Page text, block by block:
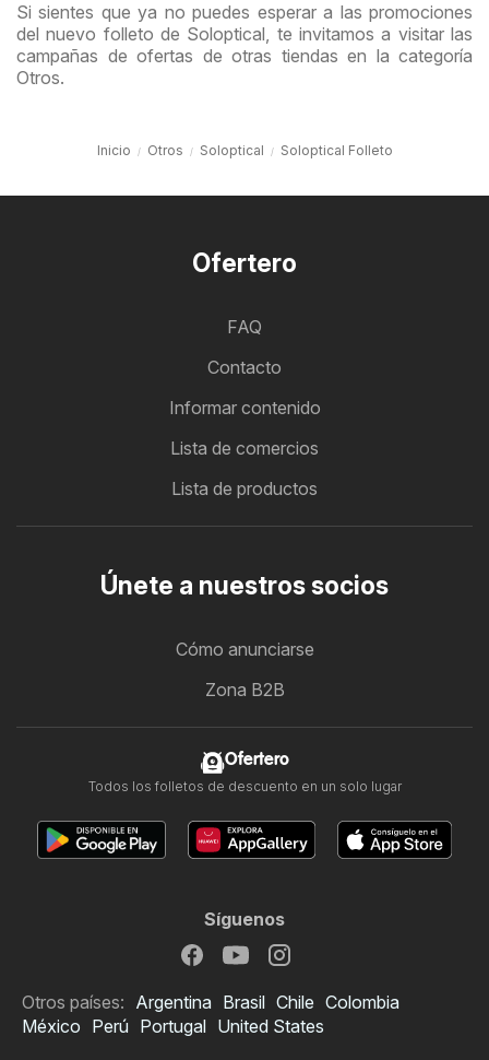
Si sientes que ya no puedes esperar a las promociones
del nuevo folleto de Soloptical, te invitamos a visitar las
campañas de ofertas de otras tiendas en la categoría
Otros.
Inicio Otros Soloptical Soloptical Folleto
Ofertero
FAQ
Contacto
Informar contenido
Lista de comercios
Lista de productos
Únete a nuestros socios
Cómo anunciarse
Zona B2B
Ofertero
Todos los folletos de descuento en un solo lugar
Síguenos
Otros países: Argentina Brasil Chile Colombia
México Perú Portugal United States